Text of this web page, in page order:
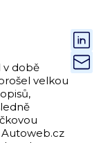
v době
velkou